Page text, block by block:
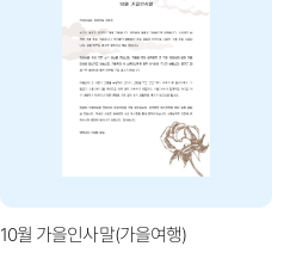
10월 가을인사말(가을여행)